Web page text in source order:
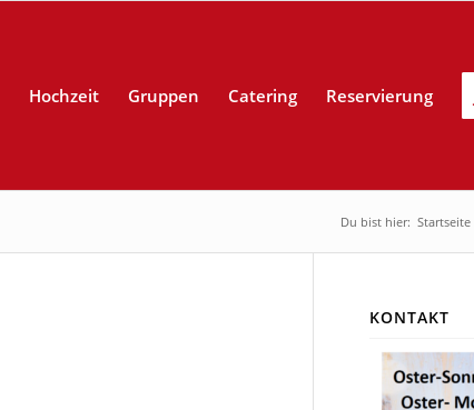
Hochzeit Gruppen Catering Reservierung
Du bist hier: Startseite
KONTAKT